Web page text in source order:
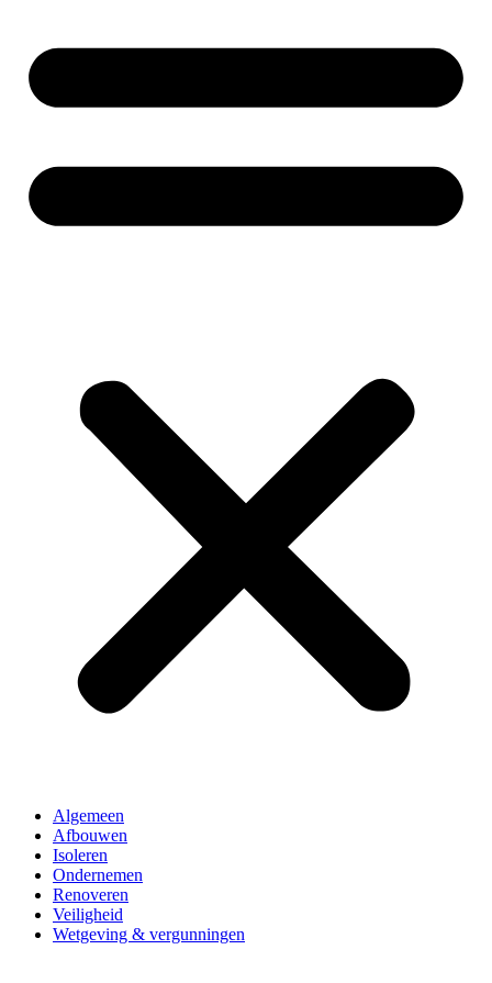
Algemeen
Afbouwen
Isoleren
Ondernemen
Renoveren
Veiligheid
Wetgeving & vergunningen